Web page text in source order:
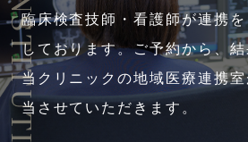
臨床検査技師・看護師が連携
しております。ご予約から、結
当クリニックの地域医療連携
当させていただきます。